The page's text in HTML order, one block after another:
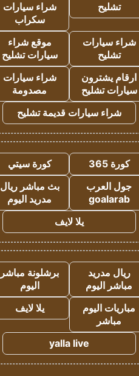
تشليح
شراء سيارات
سكراب
شراء سيارات
تشليح
موقع شراء
سيارات تشليح
ارقام يشترون
سيارات تشليح
شراء سيارات
مصدومة
شراء سيارات قديمة تشليح
كورة 365
كورة سيتي
جول العرب
goalarab
بث مباشر ريال
مدريد اليوم
يلا لايف
ريال مدريد
مباشر اليوم
برشلونة مباشر
اليوم
مباريات اليوم
مباشر
يلا لايف
yalla live